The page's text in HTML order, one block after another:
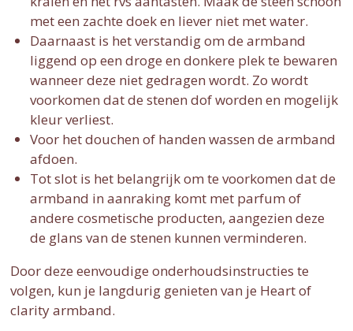
met een zachte doek en liever niet met water.
Daarnaast is het verstandig om de armband
liggend op een droge en donkere plek te bewaren
wanneer deze niet gedragen wordt. Zo wordt
voorkomen dat de stenen dof worden en mogelijk
kleur verliest.
Voor het douchen of handen wassen de armband
afdoen.
Tot slot is het belangrijk om te voorkomen dat de
armband in aanraking komt met parfum of
andere cosmetische producten, aangezien deze
de glans van de stenen kunnen verminderen.
Door deze eenvoudige onderhoudsinstructies te
volgen, kun je langdurig genieten van je Heart of
clarity armband.